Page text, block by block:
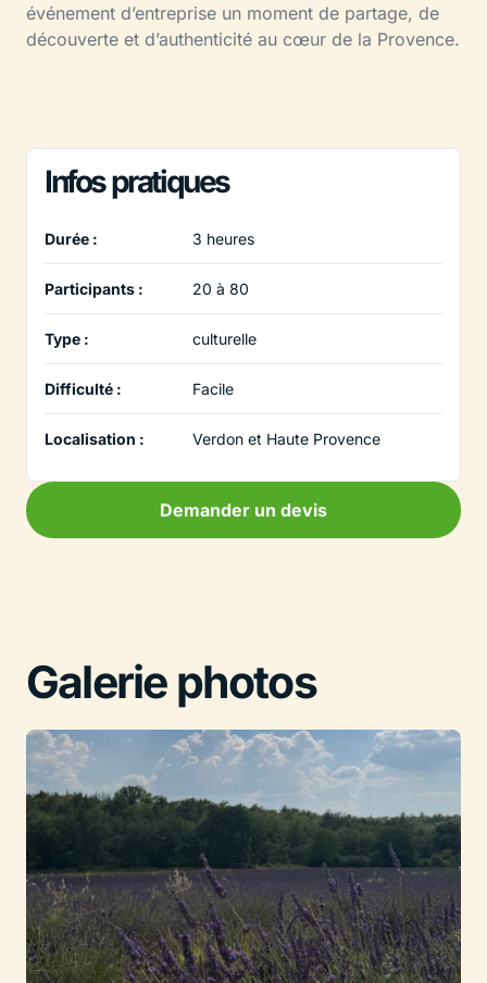
événement d’entreprise un moment de partage, de
découverte et d’authenticité au cœur de la Provence.
Infos pratiques
Durée : 3 heures
Participants : 20 à 80
Type : culturelle
Difficulté : Facile
Localisation : Verdon et Haute Provence
Demander un devis
Galerie photos